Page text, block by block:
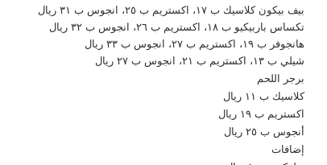
بيف بيكون كلاسيك ب ١٧، اكستريم ب ٢٥، انجوس ب ٣١ ريال
تكساس باربيكيو ب ١٨، اكستريم ب ٢٦، انجوس ب ٣٢ ريال
هانجوفر ب ١٩، اكستريم ب ٢٧، انجوس ب ٣٣ ريال
شيلي ب ١٣، اكستريم ب ٢١، انجوس ب ٢٧ ريال
برجر اللحم
كلاسيك ب ١١ ريال
اكستريم ب ١٩ ريال
أنجوس ب ٢٥ ريال
إضافات